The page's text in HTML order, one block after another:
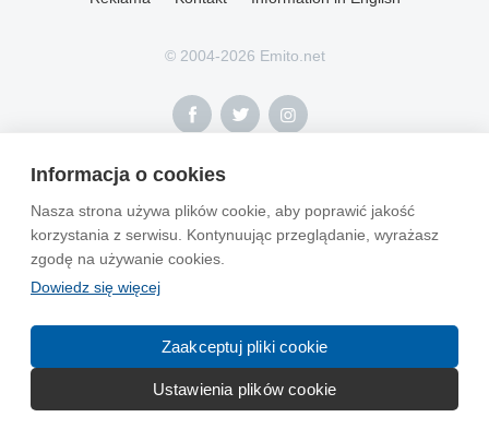
Informacja o cookies
Nasza strona używa plików cookie, aby poprawić jakość
korzystania z serwisu. Kontynuując przeglądanie, wyrażasz
zgodę na używanie cookies.
Dowiedz się więcej
Zaakceptuj pliki cookie
Ustawienia plików cookie
© 2004-2026 Emito.net